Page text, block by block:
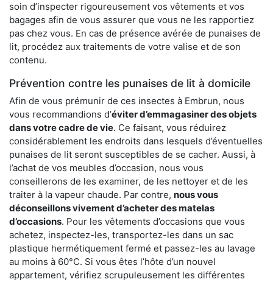
soin d’inspecter rigoureusement vos vêtements et vos
bagages afin de vous assurer que vous ne les rapportiez
pas chez vous. En cas de présence avérée de punaises de
lit, procédez aux traitements de votre valise et de son
contenu.
Prévention contre les punaises de lit à domicile
Afin de vous prémunir de ces insectes à Embrun, nous
vous recommandions d’éviter d’emmagasiner des objets
dans votre cadre de vie. Ce faisant, vous réduirez
considérablement les endroits dans lesquels d’éventuelles
punaises de lit seront susceptibles de se cacher. Aussi, à
l’achat de vos meubles d’occasion, nous vous
conseillerons de les examiner, de les nettoyer et de les
traiter à la vapeur chaude. Par contre, nous vous
déconseillons vivement d’acheter des matelas
d’occasions. Pour les vêtements d’occasions que vous
achetez, inspectez-les, transportez-les dans un sac
plastique hermétiquement fermé et passez-les au lavage
au moins à 60°C. Si vous êtes l’hôte d’un nouvel
appartement, vérifiez scrupuleusement les différentes